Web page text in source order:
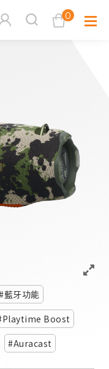
0
多媒體
家用音
藍牙功能
Playtime Boost
Auracast